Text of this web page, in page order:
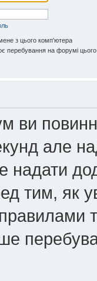
з цього комп'ютера
перебування на форумі
але
надати
тим, як